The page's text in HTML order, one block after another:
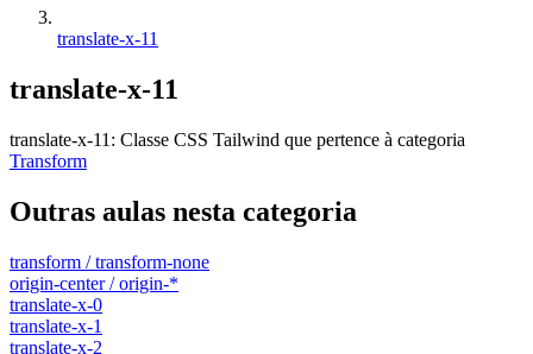
translate-x-11
translate-x-11
translate-x-11 : Classe CSS Tailwind que pertence à categoria
Transform
Outras aulas nesta categoria
transform / transform-none
origin-center / origin-*
translate-x-0
translate-x-1
translate-x-2